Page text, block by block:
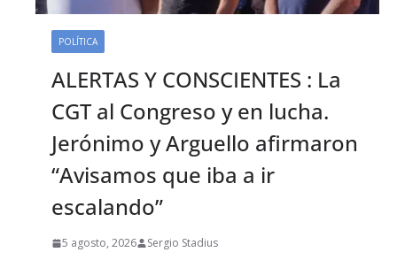
POLÍTICA
ALERTAS Y CONSCIENTES : La
CGT al Congreso y en lucha.
Jerónimo y Arguello afirmaron
“Avisamos que iba a ir
escalando”
5 agosto, 2026 Sergio Stadius